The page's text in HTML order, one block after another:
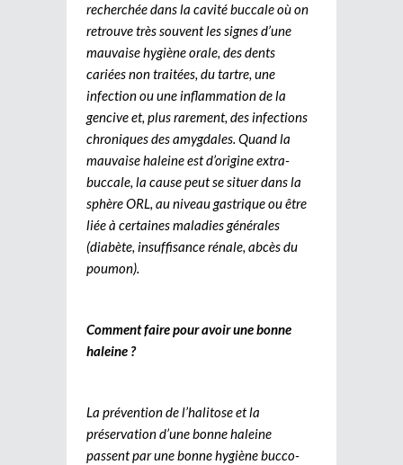
recherchée dans la cavité buccale où on
retrouve très souvent les signes d’une
mauvaise hygiène orale, des dents
cariées non traitées, du tartre, une
infection ou une inflammation de la
gencive et, plus rarement, des infections
chroniques des amygdales. Quand la
mauvaise haleine est d’origine extra-
buccale, la cause peut se situer dans la
sphère ORL, au niveau gastrique ou être
liée à certaines maladies générales
(diabète, insuffisance rénale, abcès du
poumon).
Comment faire pour avoir une bonne
haleine ?
La prévention de l’halitose et la
préservation d’une bonne haleine
passent par une bonne hygiène bucco-